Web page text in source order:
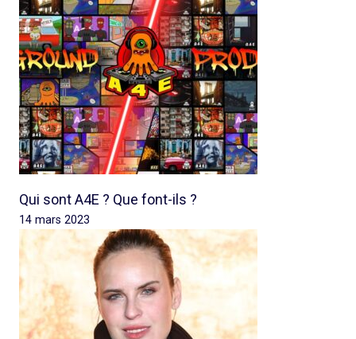
Qui sont A4E ? Que font-ils ?
14 mars 2023